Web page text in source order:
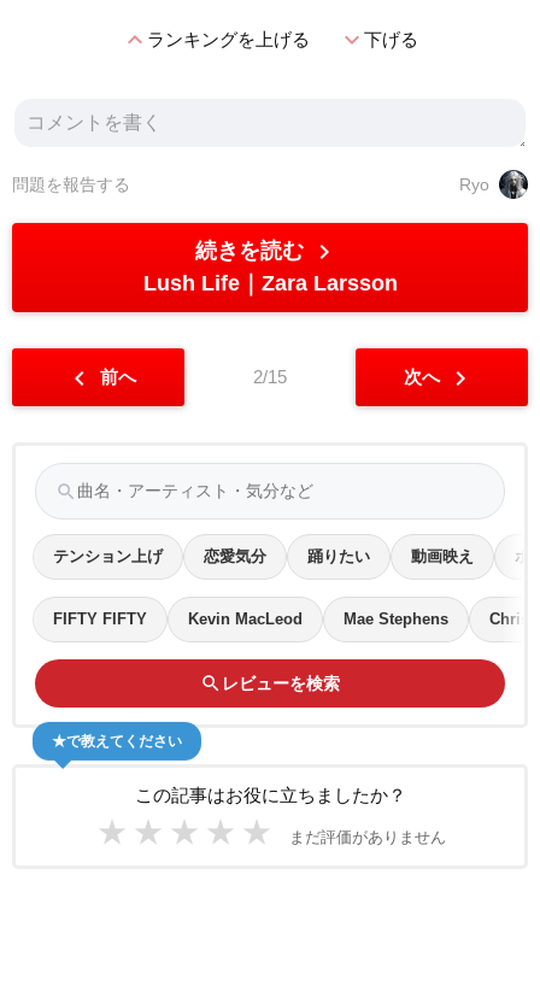
expand_lessランキングを上げる expand_more下げる
Ryo
問題を報告する
続きを読む chevron_right
Lush Life Zara Larsson
chevron_left 前へ 2/15 次へ chevron_right
search
テンション上げ 恋愛気分 踊りたい 動画映え ポ
FIFTY FIFTY Kevin MacLeod Mae Stephens
search レビューを検索
この記事はお役に立ちましたか？
★ ★ ★ ★ ★ まだ評価がありません
★で教えてください